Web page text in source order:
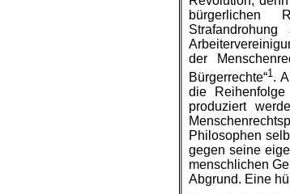
bürgerlichen
der
Bürgerrechte“1.
die
produziert
Philosophen
gegen seine
menschlichen
Abgrund. Eine